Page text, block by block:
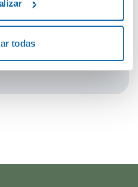
todas